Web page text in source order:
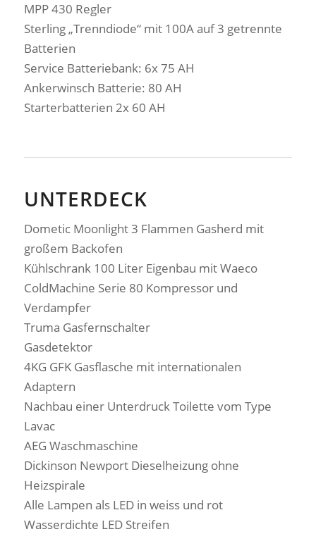
MPP 430 Regler
Sterling „Trenndiode“ mit 100A auf 3 getrennte
Batterien
Service Batteriebank: 6x 75 AH
Ankerwinsch Batterie: 80 AH
Starterbatterien 2x 60 AH
UNTERDECK
Dometic Moonlight 3 Flammen Gasherd mit
großem Backofen
Kühlschrank 100 Liter Eigenbau mit Waeco
ColdMachine Serie 80 Kompressor und
Verdampfer
Truma Gasfernschalter
Gasdetektor
4KG GFK Gasflasche mit internationalen
Adaptern
Nachbau einer Unterdruck Toilette vom Type
Lavac
AEG Waschmaschine
Dickinson Newport Dieselheizung ohne
Heizspirale
Alle Lampen als LED in weiss und rot
Wasserdichte LED Streifen